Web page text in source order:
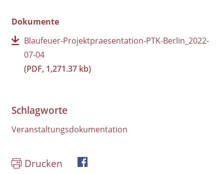
Dokumente
Blaufeuer-Projektpraesentation-PTK-Berlin_2022-
07-04
(PDF, 1,271.37 kb)
Schlagworte
Veranstaltungsdokumentation
Drucken